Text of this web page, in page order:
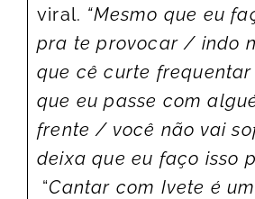
viral. “Mesmo que eu
pra te provocar / indo
que cê curte
que eu passe com
frente / você não vai
deixa que eu faço isso
“Cantar com Ivete é